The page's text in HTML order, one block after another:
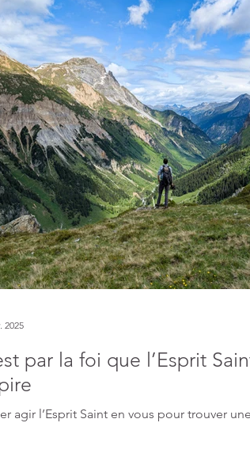
par la foi que l’Esprit
agir l’Esprit Saint en vous pour trouver
2025